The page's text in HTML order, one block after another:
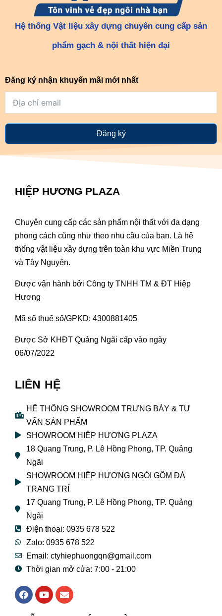
Hệ thống Vật liệu xây dựng chuyên cung cấp sản
phẩm gạch & nội thất hiện đại
Đăng ký nhận khuyến mãi mới nhất
Đăng ký
HIỆP HƯƠNG PLAZA
Chuyên cung cấp các sản phẩm nội thất với đa dạng
phong cách cũng như theo nhu cầu của bạn. Là hệ
thống vật liệu xây dựng trên toàn khu vực Miền Trung
và Tây Nguyên.
Được vận hành bởi Công ty TNHH TM & ĐT Hiệp
Hương
Mã số thuế số/GPKD: 4300881405
Được Sở KHĐT Quảng Ngãi cấp vào ngày
06/07/2022
LIÊN HỆ
HỆ THỐNG SHOWROOM TRƯNG BÀY & TƯ
VẤN SẢN PHẨM
SHOWROOM HIỆP HƯƠNG PLAZA
18 Quang Trung, P. Lê Hồng Phong, TP. Quảng
Ngãi
SHOWROOM HIỆP HƯƠNG NGÓI GỐM ĐÁ
TRANG TRÍ
17 Quang Trung, P. Lê Hồng Phong, TP. Quảng
Ngãi
Điện thoại: 0935 678 522
Zalo: 0935 678 522
Email: ctyhiephuongqn@gmail.com
Thời gian mở cửa: 7:00 - 21:00
F
a
Y
o
E
n